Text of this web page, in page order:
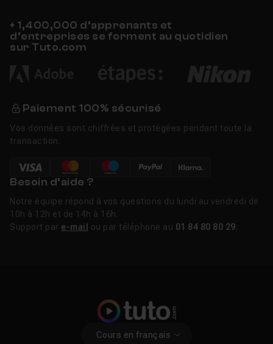
+ 1,400,000 d’apprenants et
d’entreprises se forment au quotidien
sur Tuto.com
Paiement 100% sécurisé
Vos données sont chiffrées et protégées pendant toute la
transaction.
Besoin d’aide ?
Notre équipe répond à vos questions du lundi au vendredi de
10h à 12h et de 14h à 16h.
Support par e-mail ou par téléphone au 01 84 80 80 29
Cours en français